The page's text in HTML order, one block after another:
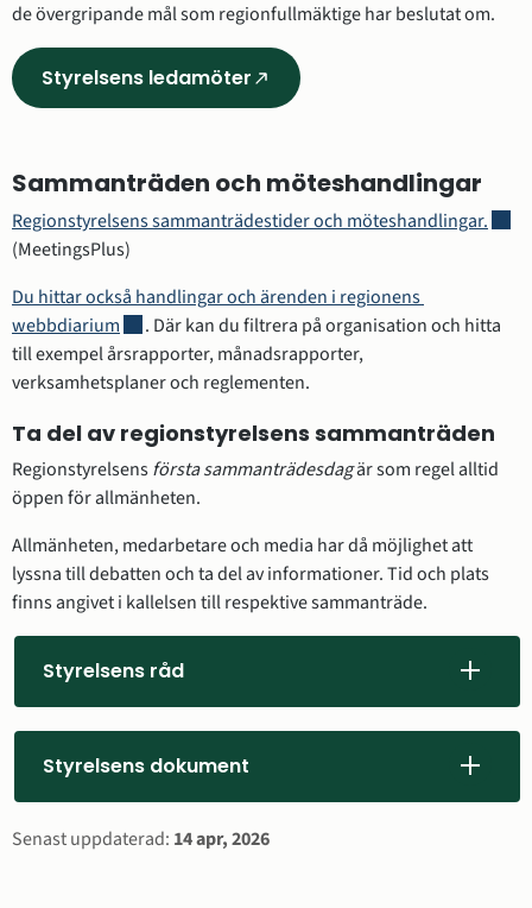
de övergripande mål som regionfullmäktige har beslutat om.
Styrelsens ledamöter
(Länk
webbplats,
öppnas
fönster)
Sammanträden och möteshandlingar
Regionstyrelsens sammanträdestider och möteshandlingar.
(MeetingsPlus)
Du hittar också handlingar och ärenden i regionens
webbdiariumLänk till annan webbplats, öppnas i nytt fönster.
. Där kan du filtrera på organisation och hitta
till exempel årsrapporter, månadsrapporter,
verksamhetsplaner och reglementen.
Ta del av regionstyrelsens sammanträden
Regionstyrelsens första sammanträdesdag är som regel alltid
öppen för allmänheten.
Allmänheten, medarbetare och media har då möjlighet att
lyssna till debatten och ta del av informationer. Tid och plats
finns angivet i kallelsen till respektive sammanträde.
Styrelsens råd
Styrelsens dokument
Sidinformation
Senast uppdaterad: 14 apr, 2026